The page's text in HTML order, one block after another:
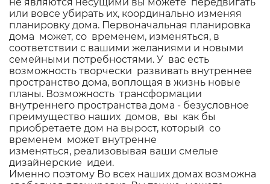
не являются несущими вы можете передвигать
или вовсе убирать их, координально изменяя
планировку дома. Первоначальная планировка
дома может, со временем, изменяться, в
соответствии с вашими желаниями и новыми
семейными потребностями. У вас есть
возможность творчески развивать внутреннее
пространство дома, воплощая в жизнь новые
планы. Возможность трансформации
внутреннего пространства дома - безусловное
преимущество наших домов, вы как бы
приобретаете дом на вырост, который со
временем может внутренне
изменяться, реализовывая ваши смелые
дизайнерские идеи.
Именно поэтому Во всех наших домах возможна